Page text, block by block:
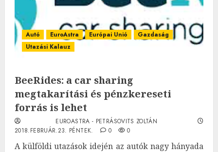
Autó EuroAstra Európai Unió
Gazdaság
Utazási Kalauz
BeeRides: a car sharing
megtakarítási és pénzkereseti
forrás is lehet
EUROASTRA - PETRÁSOVITS ZOLTÁN
2018.FEBRUÁR.23. PÉNTEK.
0 0
A külföldi utazások idején az autók nagy hányada